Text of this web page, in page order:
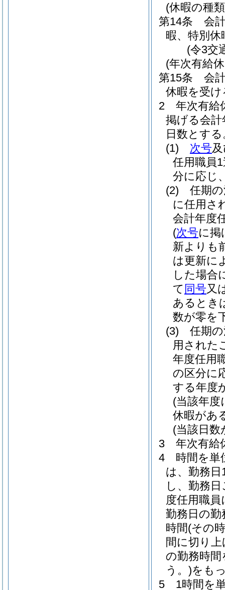
(休暇の種
第14条
会
暇、特別
(令3交
(年次有給
第15条
会
休暇を受
2
年次有給
掲げる会
日数とする
(1)
次号
任用職員
分に応じ
(2)
任期
に任用さ
会計年度
(次号に掲
新よりも
は更新に
した場合
て 同号又
あるとき
数が零を
(3)
任期
用された
年度任用
の区分に
する年度
(当該年
休暇があ
(当該日
3
年次有給
4
時間を単
は、勤務
し、勤務
度任用職
勤務日の
時間(その
間に切り
の勤務時
う。)をも
5
1時間を